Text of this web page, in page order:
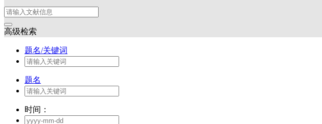
高级检索
题名/关键词
题名
时间：